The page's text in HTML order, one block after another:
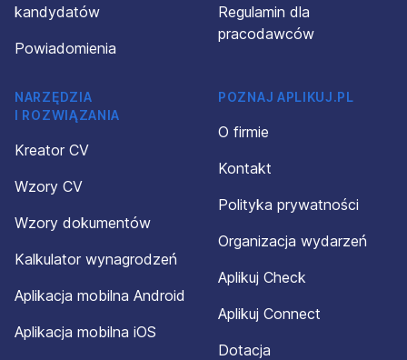
kandydatów
Powiadomienia
Regulamin dla
pracodawców
NARZĘDZIA
I ROZWIĄZANIA
Kreator CV
Wzory CV
Wzory dokumentów
Kalkulator wynagrodzeń
Aplikacja mobilna Android
Aplikacja mobilna iOS
POZNAJ APLIKUJ.PL
O firmie
Kontakt
Polityka prywatności
Organizacja wydarzeń
Aplikuj Check
Aplikuj Connect
Dotacja